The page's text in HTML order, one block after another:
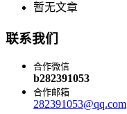
暂无文章
联系我们
合作微信
b282391053
合作邮箱
282391053@qq.com